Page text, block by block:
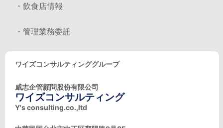
・飲食店情報
・管理業務委託
ワイズコンサルティンググループ
威志企管顧問股份有限公司
ワイズコンサルティング
Y's consulting.co.,ltd